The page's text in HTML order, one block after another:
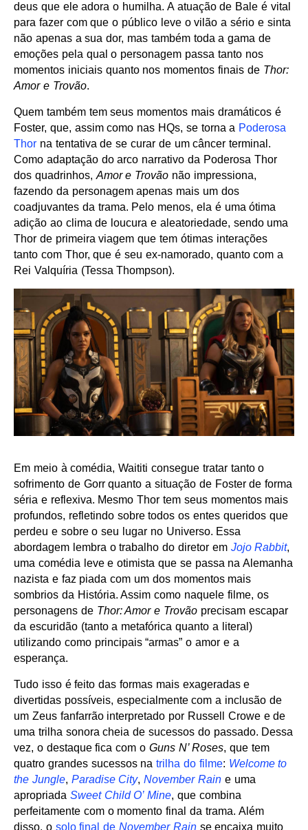
deus que ele adora o humilha. A atuação de Bale é vital
para fazer com que o público leve o vilão a sério e sinta
não apenas a sua dor, mas também toda a gama de
emoções pela qual o personagem passa tanto nos
momentos iniciais quanto nos momentos finais de Thor:
Amor e Trovão.
Quem também tem seus momentos mais dramáticos é
Foster, que, assim como nas HQs, se torna a Poderosa
Thor na tentativa de se curar de um câncer terminal.
Como adaptação do arco narrativo da Poderosa Thor
dos quadrinhos, Amor e Trovão não impressiona,
fazendo da personagem apenas mais um dos
coadjuvantes da trama. Pelo menos, ela é uma ótima
adição ao clima de loucura e aleatoriedade, sendo uma
Thor de primeira viagem que tem ótimas interações
tanto com Thor, que é seu ex-namorado, quanto com a
Rei Valquíria (Tessa Thompson).
Em meio à comédia, Waititi consegue tratar tanto o
sofrimento de Gorr quanto a situação de Foster de forma
séria e reflexiva. Mesmo Thor tem seus momentos mais
profundos, refletindo sobre todos os entes queridos que
perdeu e sobre o seu lugar no Universo. Essa
abordagem lembra o trabalho do diretor em Jojo Rabbit,
uma comédia leve e otimista que se passa na Alemanha
nazista e faz piada com um dos momentos mais
sombrios da História. Assim como naquele filme, os
personagens de Thor: Amor e Trovão precisam escapar
da escuridão (tanto a metafórica quanto a literal)
utilizando como principais “armas” o amor e a
esperança.
Tudo isso é feito das formas mais exageradas e
divertidas possíveis, especialmente com a inclusão de
um Zeus fanfarrão interpretado por Russell Crowe e de
uma trilha sonora cheia de sucessos do passado. Dessa
vez, o destaque fica com o Guns N’ Roses, que tem
quatro grandes sucessos natrilha do filme: Welcome to
the Jungle, Paradise City,November Rain e uma
apropriada Sweet Child O’ Mine, que combina
perfeitamente com o momento final da trama. Além
disso, o solo final deNovember Rainse encaixa muito